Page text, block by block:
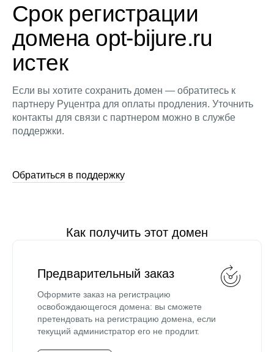
Срок регистрации
домена opt-bijure.ru
истек
Если вы хотите сохранить домен — обратитесь к
партнеру Руцентра для оплаты продления. Уточнить
контакты для связи с партнером можно в службе
поддержки.
Обратиться в поддержку
Как получить этот домен
Предварительный заказ
Оформите заказ на регистрацию
освобождающегося домена: вы сможете
претендовать на регистрацию домена, если
текущий администратор его не продлит.